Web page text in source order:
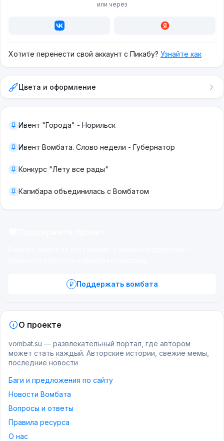
или через
Хотите перенести свой аккаунт с Пикабу? Узнайте как
Цвета и оформление
Ивент "Города" - Норильск
Ивент Вомбата. Слово недели - Губернатор
Конкурс "Лету все рады"
Капибара объединилась с Вомбатом
Поддержать вомбата
О проекте
vombat.su — развлекательный портал, где автором
может стать каждый. Авторские истории, свежие мемы,
последние новости
Баги и предложения по сайту
Новости Вомбата
Вопросы и ответы
Правила ресурса
О нас